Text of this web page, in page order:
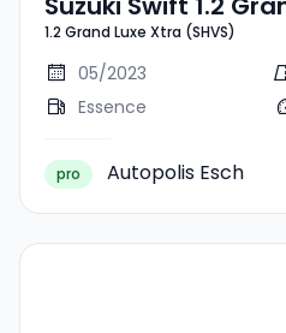
Xtra (SHVS)
1.2 Grand Luxe Xtra (SHVS)
05/2023
Essence
pro Autopolis Esch